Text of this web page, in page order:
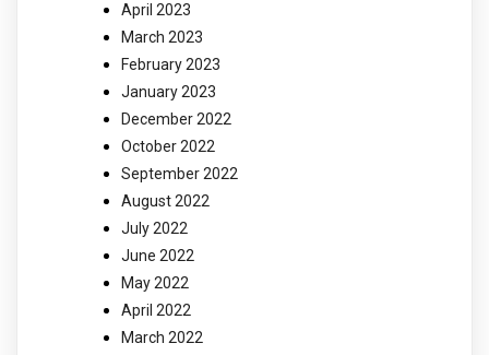
April 2023
March 2023
February 2023
January 2023
December 2022
October 2022
September 2022
August 2022
July 2022
June 2022
May 2022
April 2022
March 2022